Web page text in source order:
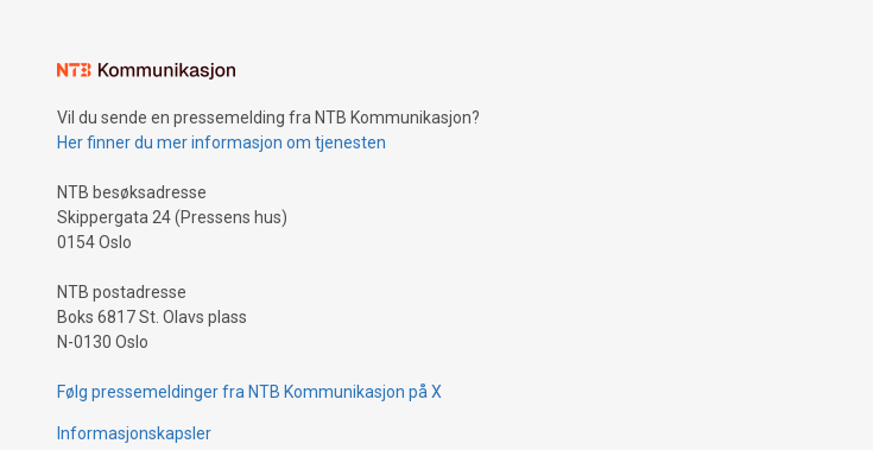
Vil du sende en pressemelding fra NTB Kommunikasjon?
Her finner du mer informasjon om tjenesten
NTB besøksadresse
Skippergata 24 (Pressens hus)
0154 Oslo
NTB postadresse
Boks 6817 St. Olavs plass
N-0130 Oslo
Følg pressemeldinger fra NTB Kommunikasjon på X
Informasjonskapsler